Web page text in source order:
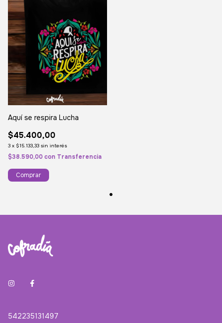
Aquí se respira Lucha
$45.400,00
3 x $15.133,33 sin interés
$38.590,00 con Transferencia
Comprar
542235131497